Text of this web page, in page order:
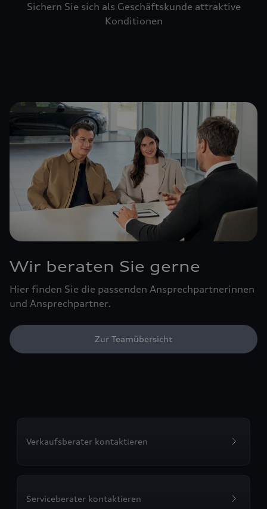
Sichern Sie sich als Geschäftskunde attraktive
Konditionen
Wir beraten Sie gerne
Hier finden Sie die passenden Ansprechpartnerinnen
und Ansprechpartner.
Zur Teamübersicht
Verkaufsberater kontaktieren
Serviceberater kontaktieren